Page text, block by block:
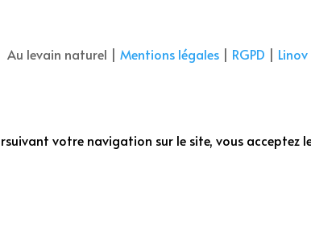
Au levain naturel | Mentions légales | RGPD | Linov
votre navigation sur le site, vous acceptez